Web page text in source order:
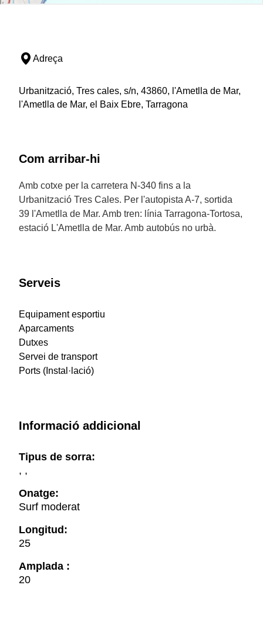
Adreça
Urbanització, Tres cales, s/n, 43860, l'Ametlla de Mar,
l'Ametlla de Mar, el Baix Ebre, Tarragona
Com arribar-hi
Amb cotxe per la carretera N-340 fins a la
Urbanització Tres Cales. Per l'autopista A-7, sortida
39 l'Ametlla de Mar. Amb tren: línia Tarragona-Tortosa,
estació L'Ametlla de Mar. Amb autobús no urbà.
Serveis
Equipament esportiu
Aparcaments
Dutxes
Servei de transport
Ports (Instal·lació)
Informació addicional
Tipus de sorra:
, ,
Onatge:
Surf moderat
Longitud:
25
Amplada :
20